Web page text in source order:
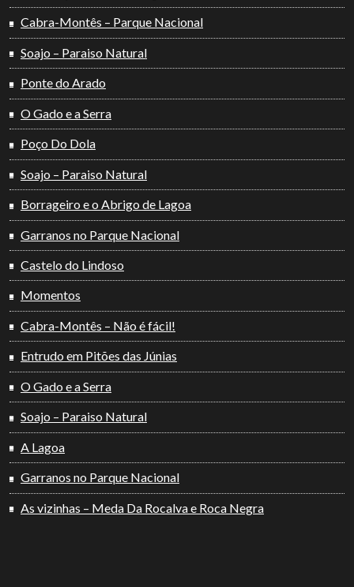
Cabra-Montês – Parque Nacional
Soajo – Paraiso Natural
Ponte do Arado
O Gado e a Serra
Poço Do Dola
Soajo – Paraiso Natural
Borrageiro e o Abrigo de Lagoa
Garranos no Parque Nacional
Castelo do Lindoso
Momentos
Cabra-Montês – Não é fácil!
Entrudo em Pitões das Júnias
O Gado e a Serra
Soajo – Paraiso Natural
A Lagoa
Garranos no Parque Nacional
As vizinhas – Meda Da Rocalva e Roca Negra